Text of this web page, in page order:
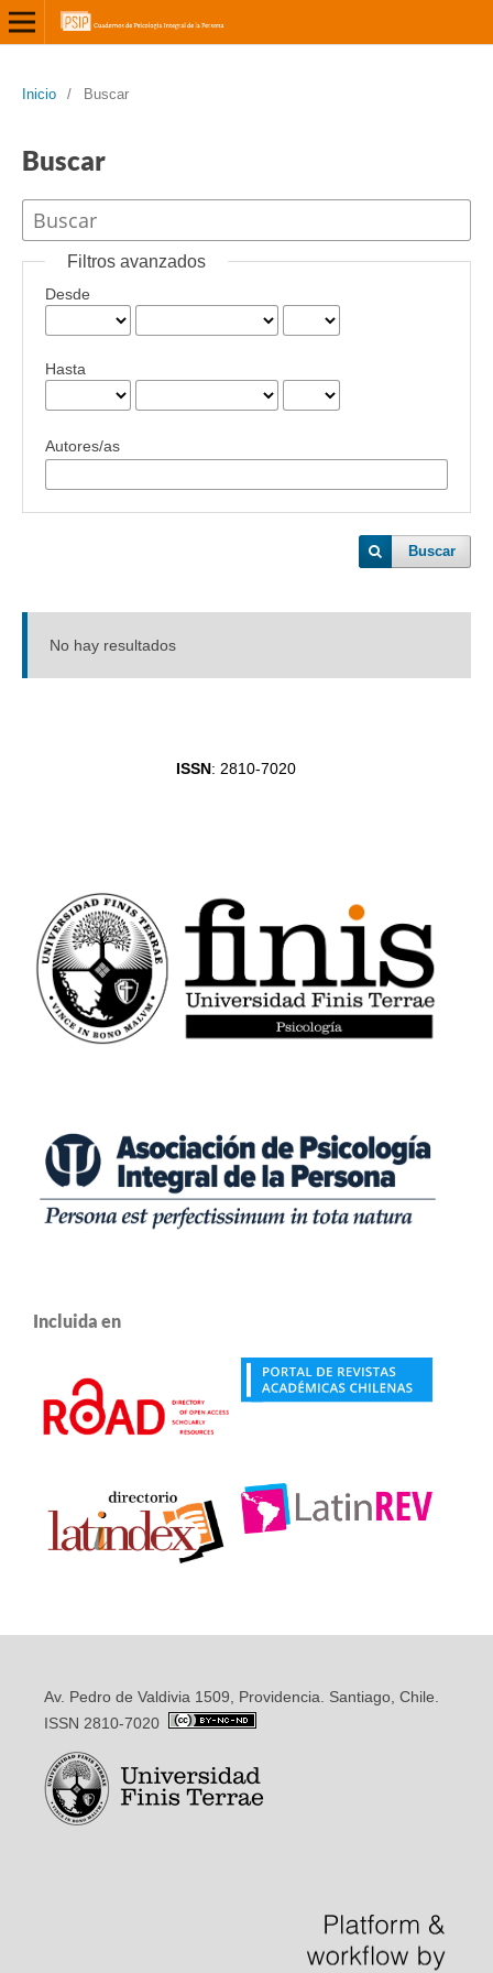
Inicio / Buscar
Buscar
Filtros avanzados
Desde
Hasta
Autores/as
Buscar
No hay resultados
ISSN: 2810-7020
Incluida en
Av. Pedro de Valdivia 1509, Providencia. Santiago, Chile.
ISSN 2810-7020